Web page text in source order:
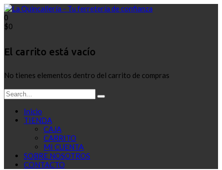
0
$0
El carrito está vacío
No tienes elementos dentro del carrito de compras
Inicio
TIENDA
CAJA
CARRITO
MI CUENTA
SOBRE NOSOTROS
CONTACTO